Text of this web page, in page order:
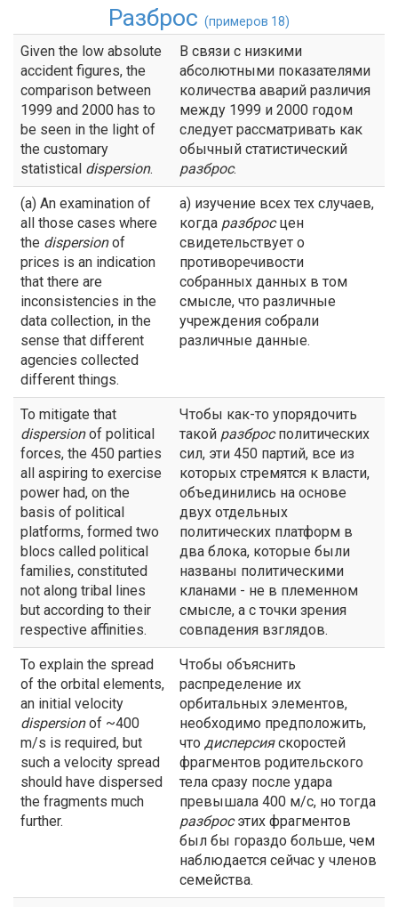
Разброс (примеров 18)
Given the low absolute
accident figures, the
comparison between
1999 and 2000 has to
be seen in the light of
the customary
statistical dispersion.
В связи с низкими
абсолютными показателями
количества аварий различия
между 1999 и 2000 годом
следует рассматривать как
обычный статистический
разброс.
(a) An examination of
all those cases where
the dispersionof
prices is an indication
that there are
inconsistencies in the
data collection, in the
sense that different
agencies collected
different things.
а) изучение всех тех случаев,
когда разбросцен
свидетельствует о
противоречивости
собранных данных в том
смысле, что различные
учреждения собрали
различные данные.
To mitigate that
dispersionof political
forces, the 450 parties
all aspiring to exercise
power had, on the
basis of political
platforms, formed two
blocs called political
families, constituted
not along tribal lines
but according to their
respective affinities.
Чтобы как-то упорядочить
такой разбросполитических
сил, эти 450 партий, все из
которых стремятся к власти,
объединились на основе
двух отдельных
политических платформ в
два блока, которые были
названы политическими
кланами - не в племенном
смысле, а с точки зрения
совпадения взглядов.
To explain the spread
of the orbital elements,
an initial velocity
dispersionof ~400
m/s is required, but
such a velocity spread
should have dispersed
the fragments much
further.
Чтобы объяснить
распределение их
орбитальных элементов,
необходимо предположить,
что дисперсияскоростей
фрагментов родительского
тела сразу после удара
превышала 400 м/с, но тогда
разбросэтих фрагментов
был бы гораздо больше, чем
наблюдается сейчас у членов
семейства.